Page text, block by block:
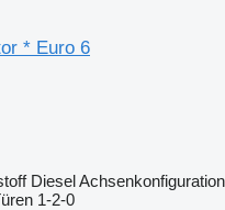
* Euro 6
DieselAchsenkonfiguration
1-2-0